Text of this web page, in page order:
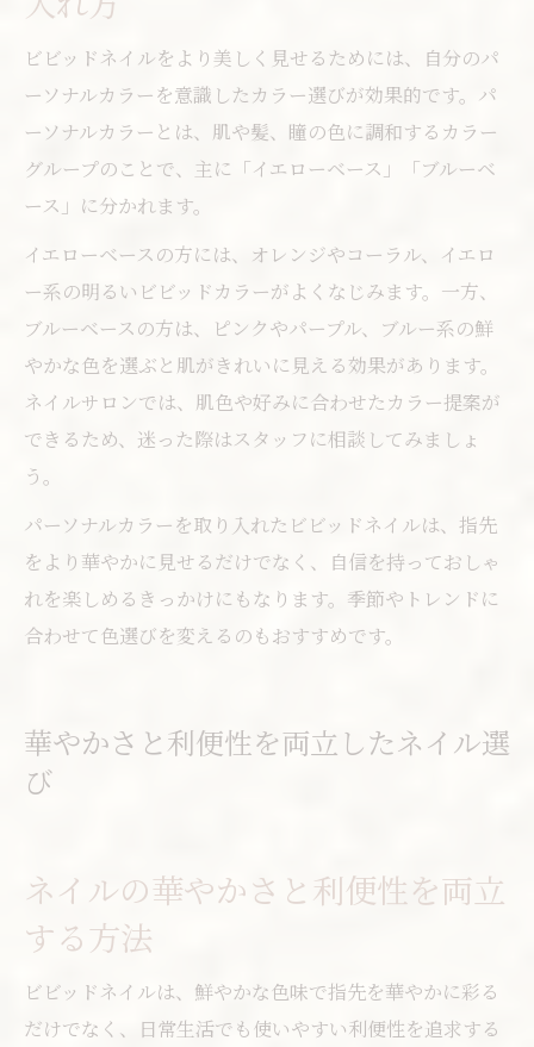
ビビッドネイルをより美しく見せるためには、自分のパ
ーソナルカラーを意識したカラー選びが効果的です。パ
ーソナルカラーとは、肌や髪、瞳の色に調和するカラー
グループのことで、主に「イエローベース」「ブルーベ
ース」に分かれます。
イエローベースの方には、オレンジやコーラル、イエロ
ー系の明るいビビッドカラーがよくなじみます。一方、
ブルーベースの方は、ピンクやパープル、ブルー系の鮮
やかな色を選ぶと肌がきれいに見える効果があります。
ネイルサロンでは、肌色や好みに合わせたカラー提案が
できるため、迷った際はスタッフに相談してみましょ
う。
パーソナルカラーを取り入れたビビッドネイルは、指先
をより華やかに見せるだけでなく、自信を持っておしゃ
れを楽しめるきっかけにもなります。季節やトレンドに
合わせて色選びを変えるのもおすすめです。
華やかさと利便性を両立したネイル選
び
ネイルの華やかさと利便性を両立
する方法
ビビッドネイルは、鮮やかな色味で指先を華やかに彩る
だけでなく、日常生活でも使いやすい利便性を追求する